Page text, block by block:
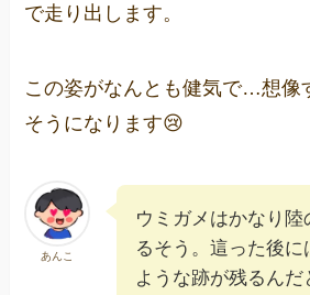
で走り出します。
この姿がなんとも健気で…想像
そうになります😢
あんこ
ウミガメはかなり
るそう。這った後
ような跡が残るん